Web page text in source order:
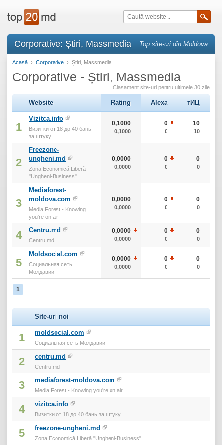
Corporative: Știri, Massmedia Top site-uri din Moldova
Acasă › Corporative › Știri, Massmedia
Corporative - Știri, Massmedia
Clasament site-uri pentru ultimele 30 zile
Website Rating Alexa тИЦ
1
Vizitca.info
Визитки от 18 до 40 бань
за штуку
0,1000
0,1000
0
0
10
10
2
Freezone-
ungheni.md
Zona Economică Liberă
"Ungheni-Business"
0,0000
0,0000
0
0
0
0
3
Mediaforest-
moldova.com
Media Forest - Knowing
you're on air
0,0000
0,0000
0
0
0
0
4 Centru.md
Centru.md
0,0000
0,0000
0
0
0
0
5
Moldsocial.com
Социальная сеть
Молдавии
0,0000
0,0000
0
0
0
0
1
Site-uri noi
1 moldsocial.com
Социальная сеть Молдавии
2 centru.md
Centru.md
3 mediaforest-moldova.com
Media Forest - Knowing you're on air
4 vizitca.info
Визитки от 18 до 40 бань за штуку
5 freezone-ungheni.md
Zona Economică Liberă "Ungheni-Business"